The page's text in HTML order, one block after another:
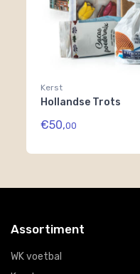
Kerst
Hollandse Trots
€50,00
Assortiment
WK voetbal